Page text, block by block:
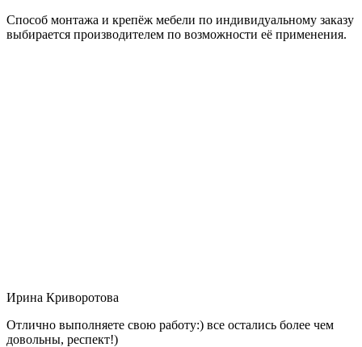
Способ монтажа и крепёж мебели по индивидуальному заказу
выбирается производителем по возможности её применения.
Ирина Криворотова
Отлично выполняете свою работу:) все остались более чем
довольны, респект!)